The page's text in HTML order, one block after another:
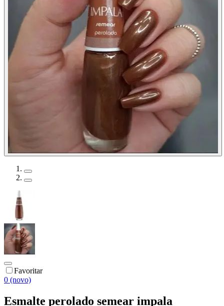
Favoritar
0 (novo)
Esmalte perolado semear impala